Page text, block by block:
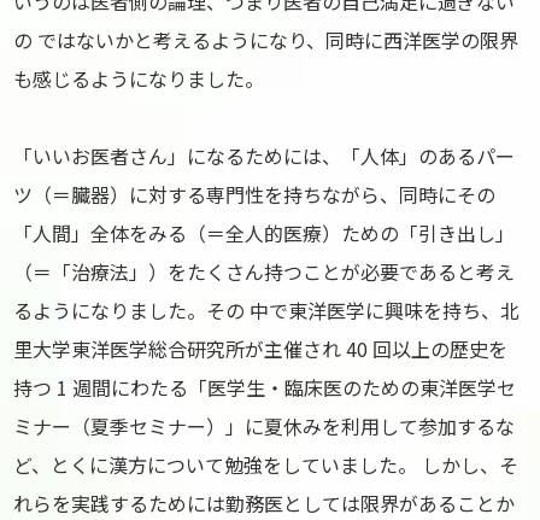
の ではないかと考えるようになり、同時に西洋医学の限界
も感じるようになりました。
「いいお医者さん」になるためには、「人体」のあるパー
ツ（＝臓器）に対する専門性を持ちながら、同時にその
「人間」全体をみる（＝全人的医療）ための「引き出し」
（＝「治療法」）をたくさん持つことが必要であると考え
るようになりました。その 中で東洋医学に興味を持ち、北
里大学東洋医学総合研究所が主催され 40 回以上の歴史を
持つ 1 週間にわたる「医学生・臨床医のための東洋医学セ
ミナー（夏季セミナー）」に夏休みを利用して参加するな
ど、とくに漢方について勉強をしていました。 しかし、そ
れらを実践するためには勤務医としては限界があることか